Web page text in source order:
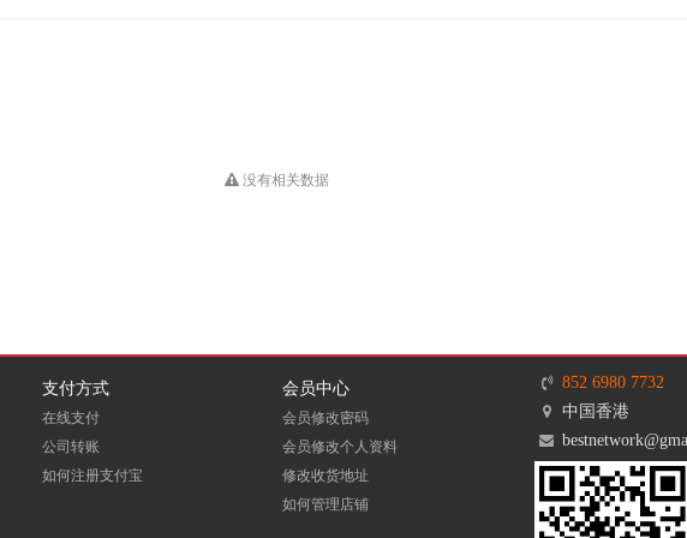
没有相关数据
支付方式
在线支付
公司转账
如何注册支付宝
会员中心
会员修改密码
会员修改个人资料
修改收货地址
如何管理店铺
852 6980 7732
中国香港